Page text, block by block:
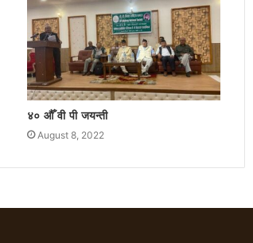
४० औँ वी पी जयन्ती
August 8, 2022